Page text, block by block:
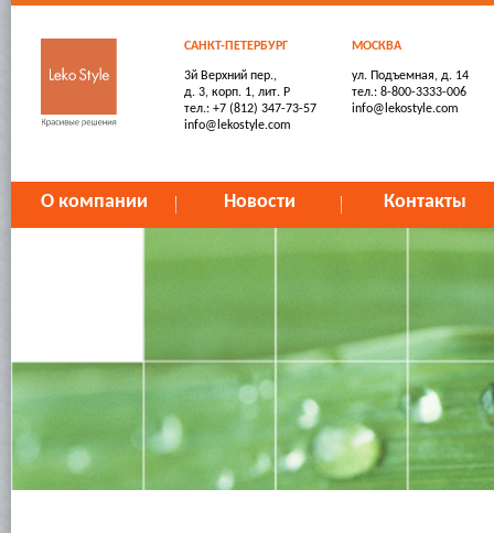
САНКТ-ПЕТЕРБУРГ
3й Верхний пер.,
д. 3, корп. 1, лит. Р
тел.: +7 (812) 347-73-57
info@lekostyle.com
МОСКВА
ул. Подъемная, д. 14
тел.: 8-800-3333-006
info@lekostyle.com
О компании Новости Контакты